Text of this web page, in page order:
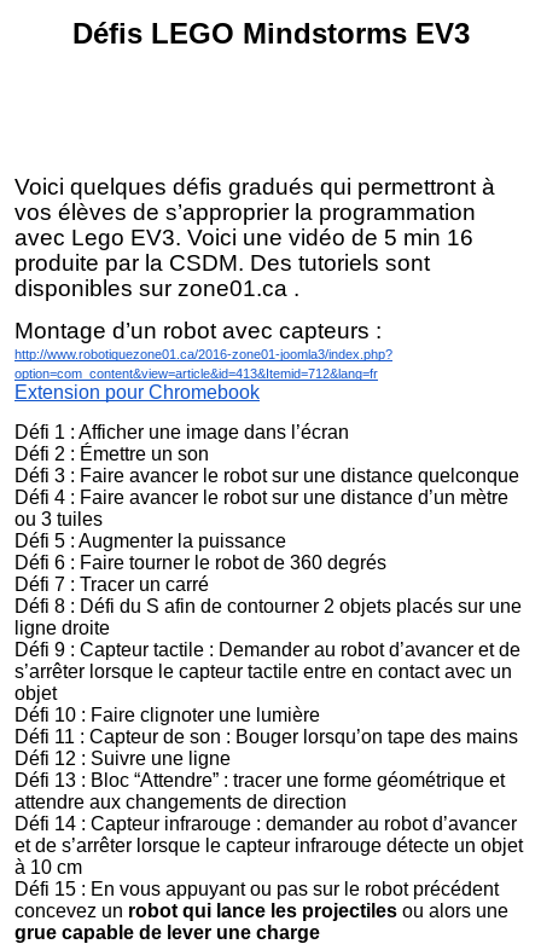
Défis LEGO Mindstorms EV3
Voici quelques défis gradués qui permettront à
vos élèves de s’approprier la programmation
avec Lego EV3. Voici une vidéo de 5 min 16
produite par la CSDM. Des tutoriels sont
disponibles sur zone01.ca .
Montage d’un robot avec capteurs :
http://www.robotiquezone01.ca/2016-zone01-joomla3/index.php?
option=com_content&view=article&id=413&Itemid=712&lang=fr
Extension pour Chromebook
Défi 1 : Afficher une image dans l’écran
Défi 2 : Émettre un son
Défi 3 : Faire avancer le robot sur une distance quelconque
Défi 4 : Faire avancer le robot sur une distance d’un mètre
ou 3 tuiles
Défi 5 : Augmenter la puissance
Défi 6 : Faire tourner le robot de 360 degrés
Défi 7 : Tracer un carré
Défi 8 : Défi du S afin de contourner 2 objets placés sur une
ligne droite
Défi 9 : Capteur tactile : Demander au robot d’avancer et de
s’arrêter lorsque le capteur tactile entre en contact avec un
objet
Défi 10 : Faire clignoter une lumière
Défi 11 : Capteur de son : Bouger lorsqu’on tape des mains
Défi 12 : Suivre une ligne
Défi 13 : Bloc “Attendre” : tracer une forme géométrique et
attendre aux changements de direction
Défi 14 : Capteur infrarouge : demander au robot d’avancer
et de s’arrêter lorsque le capteur infrarouge détecte un objet
à 10 cm
Défi 15 : En vous appuyant ou pas sur le robot précédent
concevez un robot qui lance les projectiles ou alors une
grue capable de lever une charge